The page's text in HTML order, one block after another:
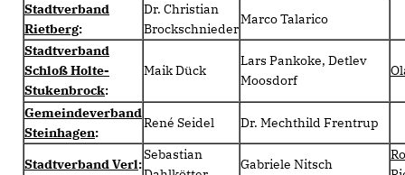
Stadtverband
Rietberg:
Dr. Christian
Brockschnieder
Marco Talarico
Stadtverband
Schloß Holte-
Stukenbrock:
Maik Dück
Lars Pankoke, Detlev
Moosdorf
Gemeindeverband
Steinhagen:
René Seidel Dr. Mechthild Frentrup
Stadtverband Verl:
Sebastian
Gabriele Nitsch